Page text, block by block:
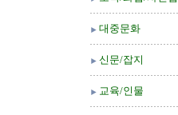
대중문화
신문/잡지
교육/인물